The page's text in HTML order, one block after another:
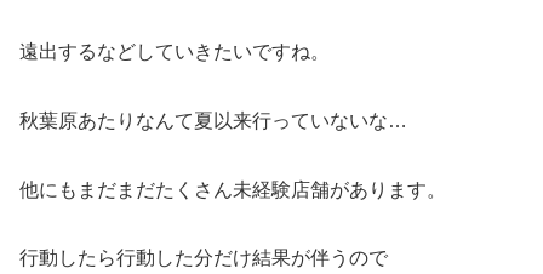
遠出するなどしていきたいですね。
秋葉原あたりなんて夏以来行っていないな…
他にもまだまだたくさん未経験店舗があります。
行動したら行動した分だけ結果が伴うので